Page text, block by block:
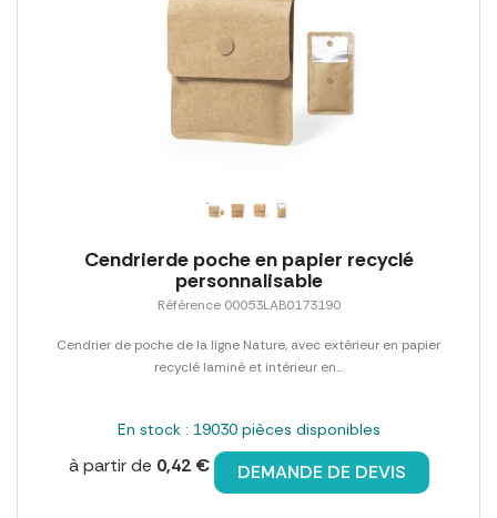
Cendrierde poche en papier recyclé
personnalisable
Référence 00053LAB0173190
Cendrier de poche de la ligne Nature, avec extérieur en papier
recyclé laminé et intérieur en...
En stock : 19030 pièces disponibles
à partir de 0,42 € DEMANDE DE DEVIS